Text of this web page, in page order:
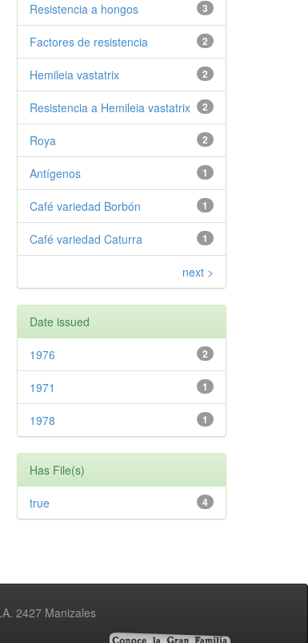
3
Resistencia a hongos
2
Factores de resistencia
2
Hemileia vastatrix
2
Resistencia a Hemileia vastatrix
2
Roya
1
Antígenos
1
Café variedad Borbón
1
Café variedad Caturra
next >
Date issued
2
1976
1
1971
1
1978
Has File(s)
4
true
2427 Manizales